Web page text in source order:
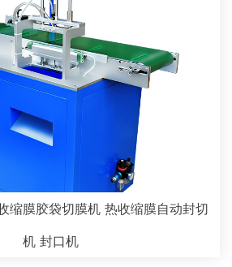
缩膜胶袋切膜机 热收缩膜自动封切
机 封口机